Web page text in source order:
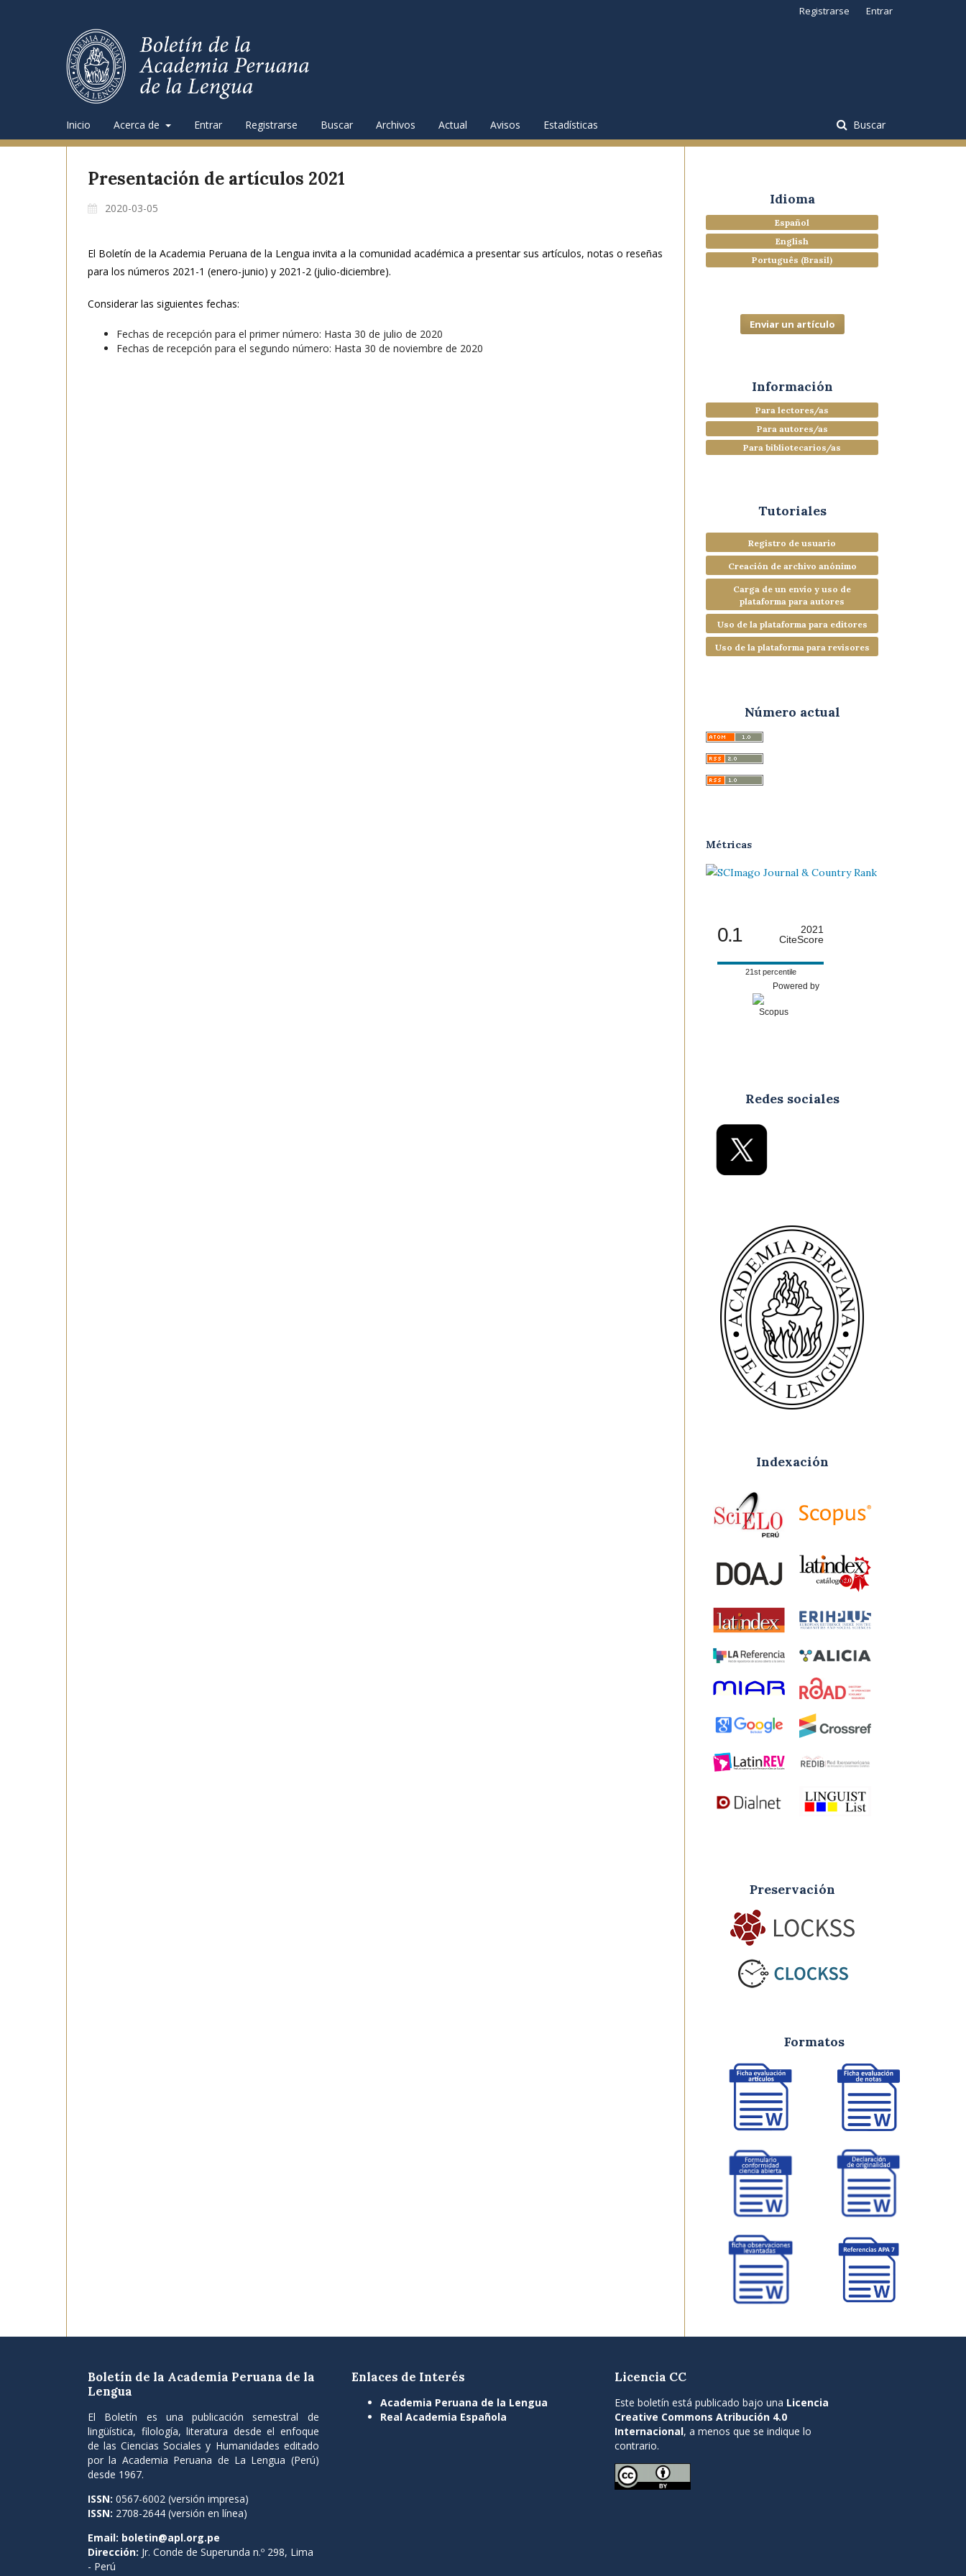
Inicio Acerca de Entrar Registrarse Buscar Archivos Actual Avisos Estadísticas Buscar
Registrarse Entrar
Presentación de artículos 2021
2020-03-05
El Boletín de la Academia Peruana de la Lengua invita a la comunidad académica a presentar sus artículos, notas o reseñas
para los números 2021-1 (enero-junio) y 2021-2 (julio-diciembre).
Considerar las siguientes fechas:
Fechas de recepción para el primer número: Hasta 30 de julio de 2020
Fechas de recepción para el segundo número: Hasta 30 de noviembre de 2020
Idioma
Español
English
Português (Brasil)
Enviar un artículo
Información
Para lectores/as
Para autores/as
Para bibliotecarios/as
Tutoriales
Registro de usuario
Creación de archivo anónimo
Carga de un envío y uso de
plataforma para autores
Uso de la plataforma para editores
Uso de la plataforma para revisores
Número actual
Métricas
0.1
2021
CiteScore
21st percentile
Powered by
Redes sociales
Indexación
Preservación
Formatos
Boletín de la Academia Peruana de la
Lengua
El Boletín es una publicación semestral de
lingüística, filología, literatura desde el enfoque
de las Ciencias Sociales y Humanidades editado
por la Academia Peruana de La Lengua (Perú)
desde 1967.
ISSN: 0567-6002 (versión impresa)
ISSN: 2708-2644 (versión en línea)
Email: boletin@apl.org.pe
Dirección: Jr. Conde de Superunda n.º 298, Lima
- Perú
Enlaces de Interés
Academia Peruana de la Lengua
Real Academia Española
Licencia CC
Este boletín está publicado bajo una Licencia
Creative Commons Atribución 4.0
Internacional, a menos que se indique lo
contrario.